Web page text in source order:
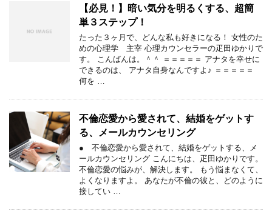
【必見！】暗い気分を明るくする、超簡
単３ステップ！
たった３ヶ月で、どんな私も好きになる！ 女性のた
めの心理学 主宰 心理カウンセラーの疋田ゆかりで
す。 こんばんは。＾＾ ＝＝＝＝＝ アナタを幸せに
できるのは、 アナタ自身なんですよ♪ ＝＝＝＝＝
何を …
不倫恋愛から愛されて、結婚をゲットす
る、メールカウンセリング
● 不倫恋愛から愛されて、結婚をゲットする、メ
ールカウンセリング こんにちは、疋田ゆかりです。
不倫恋愛の悩みが、解決します。 もう悩まなくて、
よくなりますよ。 あなたが不倫の彼と、どのように
接してい …